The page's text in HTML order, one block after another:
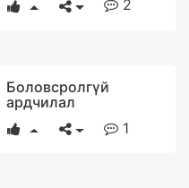
2
Боловсролгүй
ардчилал
1